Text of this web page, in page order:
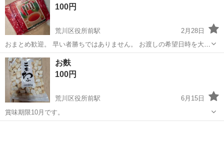
100円
荒川区役所前駅
2月28日
おまとめ歓迎。 早い者勝ちではありません。 お渡しの希望日時を大雑
把で良いので教えてください。 （主に合わせます、は辞めてくださ
い） 持病がありますので、プロフィール一読お願いします☺︎
東京 荒川区 荒川区役所前駅
お麩
100円
荒川区役所前駅
6月15日
賞味期限10月です。